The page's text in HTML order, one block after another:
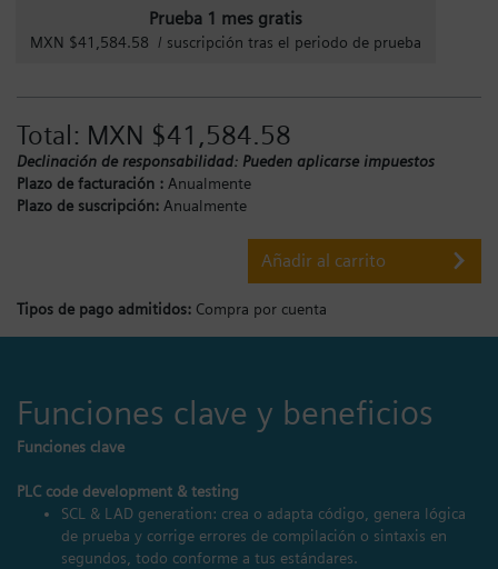
Prueba 1 mes gratis
MXN $41,584.58 / suscripción tras el periodo de prueba
Total: MXN $41,584.58
Declinación de responsabilidad: Pueden aplicarse impuestos
Plazo de facturación : Anualmente
Plazo de suscripción: Anualmente
Añadir al carrito
Tipos de pago admitidos: Compra por cuenta
Funciones clave y beneficios
Funciones clave
PLC code development & testing
SCL & LAD generation: crea o adapta código, genera lógica
de prueba y corrige errores de compilación o sintaxis en
segundos, todo conforme a tus estándares.